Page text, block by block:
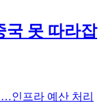
국 못 따라잡
인프라 예산 처리